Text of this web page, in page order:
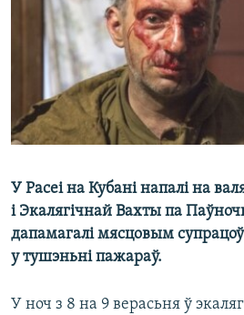
КУЛЬТУРА
КАЛЯНДАР
МОВА
НА ХВАЛЯХ СВАБОДЫ
У Расеі на Кубані напалі на
і Экалягічнай Вахты па
дапамагалі мясцовым
у тушэньні пажараў.
У ноч з 8 на 9 верасьня ў